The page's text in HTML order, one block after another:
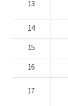
13
14
15
16
17